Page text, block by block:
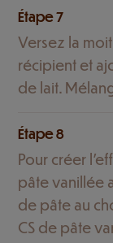
Étape 7
Versez la
récipient et
de lait.
Étape 8
Pour créer
pâte vanillée
de pâte au
CS de pâte